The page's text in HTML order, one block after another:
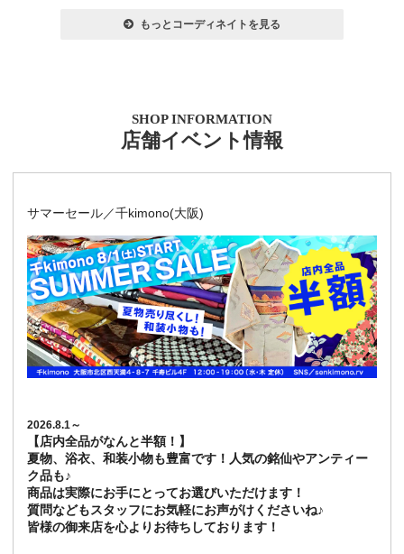
もっとコーディネイトを見る
SHOP INFORMATION
店舗イベント情報
サマーセール／千kimono(大阪)
2026.8.1～
【店内全品がなんと半額！】
夏物、浴衣、和装小物も豊富です！人気の銘仙やアンティー
ク品も♪
商品は実際にお手にとってお選びいただけます！
質問などもスタッフにお気軽にお声がけくださいね♪
皆様の御来店を心よりお待ちしております！